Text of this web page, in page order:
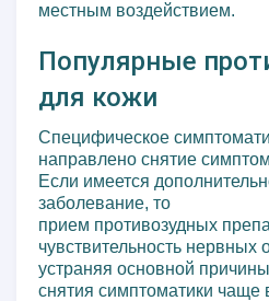
местным воздействием.
Популярные
для кожи
Специфическое
направлено снятие
Если имеется
заболевание, то
прием противозудных
чувствительность нервных
устраняя основной
снятия симптоматики чаще